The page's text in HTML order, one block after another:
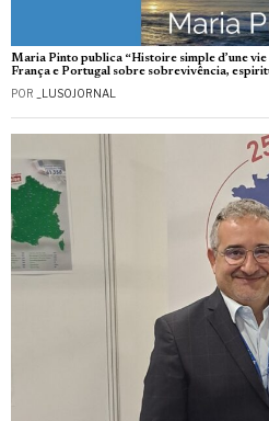
Maria Pinto publica “Histoire simple d’une
França e Portugal sobre sobrevivência,
POR _LUSOJORNAL